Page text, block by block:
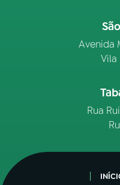
Avenida
Vila
Rua